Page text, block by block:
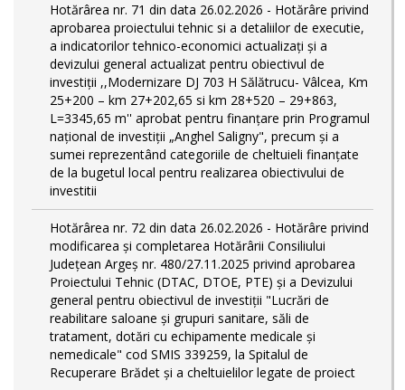
Hotărârea nr. 71 din data 26.02.2026 - Hotărâre privind
aprobarea proiectului tehnic si a detaliilor de executie,
a indicatorilor tehnico-economici actualizaţi și a
devizului general actualizat pentru obiectivul de
investiții ,,Modernizare DJ 703 H Sălătrucu- Vâlcea, Km
25+200 – km 27+202,65 si km 28+520 – 29+863,
L=3345,65 m'' aprobat pentru finanțare prin Programul
național de investiții „Anghel Saligny", precum și a
sumei reprezentând categoriile de cheltuieli finanțate
de la bugetul local pentru realizarea obiectivului de
investitii
Hotărârea nr. 72 din data 26.02.2026 - Hotărâre privind
modificarea și completarea Hotărârii Consiliului
Județean Argeș nr. 480/27.11.2025 privind aprobarea
Proiectului Tehnic (DTAC, DTOE, PTE) și a Devizului
general pentru obiectivul de investiții "Lucrări de
reabilitare saloane și grupuri sanitare, săli de
tratament, dotări cu echipamente medicale și
nemedicale" cod SMIS 339259, la Spitalul de
Recuperare Brădet și a cheltuielilor legate de proiect